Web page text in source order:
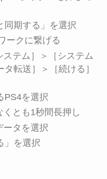
同期する」を選択
ークに繋げる
テム］＞［システム
転送］＞［続ける］
PS4を選択
とも1秒間長押し
ータを選択
」を選択